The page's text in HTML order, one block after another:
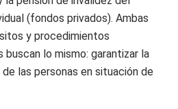
(fondos privados). Ambas
y procedimientos
lo mismo: garantizar la
las personas en situación de